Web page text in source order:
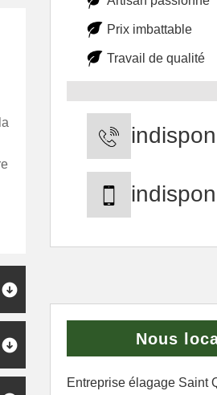
Prix imbattable
Travail de qualité
Nous
Entreprise élagage Saint